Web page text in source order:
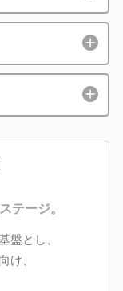
テージ。
盤とし、
け、